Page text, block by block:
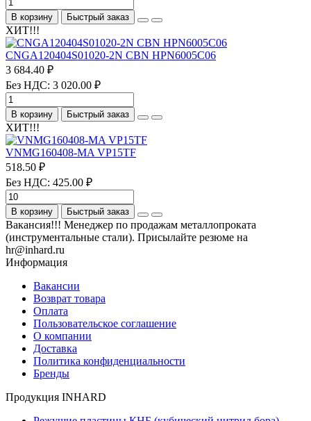
В корзину Быстрый заказ
ХИТ!!!
CNGA120404S01020-2N CBN HPN6005C06
3 684.40 ₽
Без НДС: 3 020.00 ₽
В корзину Быстрый заказ
ХИТ!!!
VNMG160408-MA VP15TF
518.50 ₽
Без НДС: 425.00 ₽
В корзину Быстрый заказ
Вакансия!!! Менеджер по продажам металлопроката
(инструментальные стали). Присылайте резюме на
hr@inhard.ru
Информация
Вакансии
Возврат товара
Оплата
Пользовательское соглашение
О компании
Доставка
Политика конфиденциальности
Бренды
Продукция INHARD